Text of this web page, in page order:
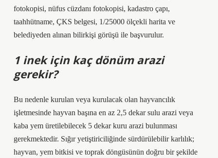
fotokopisi, nüfus cüzdanı fotokopisi, kadastro çapı,
taahhütname, ÇKS belgesi, 1/25000 ölçekli harita ve
belediyeden alınan bilirkişi görüşü ile başvurulur.
1 inek için kaç dönüm arazi
gerekir?
Bu nedenle kurulan veya kurulacak olan hayvancılık
işletmesinde hayvan başına en az 2,5 dekar sulu arazi veya
kaba yem üretilebilecek 5 dekar kuru arazi bulunması
gerekmektedir. Sığır yetiştiriciliğinde sürdürülebilir karlılık;
hayvan, yem bitkisi ve toprak döngüsünün doğru bir şekilde